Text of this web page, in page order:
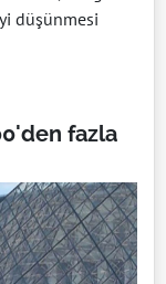
düşünmesi
fazla